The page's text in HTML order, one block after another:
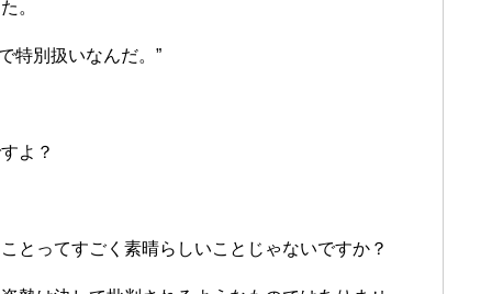
。
特別扱いなんだ。”
よ？
とってすごく素晴らしいことじゃないですか？